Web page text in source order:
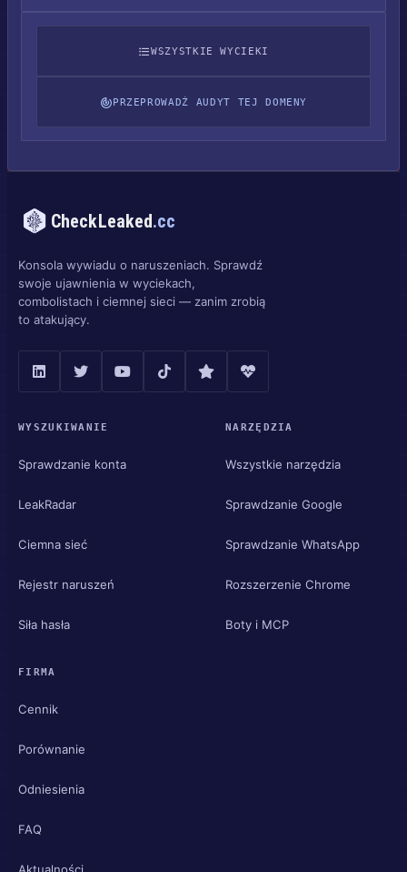
WSZYSTKIE WYCIEKI
PRZEPROWADŹ AUDYT TEJ DOMENY
CheckLeaked.cc
Konsola wywiadu o naruszeniach. Sprawdź
swoje ujawnienia w wyciekach,
combolistach i ciemnej sieci — zanim zrobią
to atakujący.
WYSZUKIWANIE
Sprawdzanie konta
LeakRadar
Ciemna sieć
Rejestr naruszeń
Siła hasła
NARZĘDZIA
Wszystkie narzędzia
Sprawdzanie Google
Sprawdzanie WhatsApp
Rozszerzenie Chrome
Boty i MCP
FIRMA
Cennik
Porównanie
Odniesienia
FAQ
Aktualności